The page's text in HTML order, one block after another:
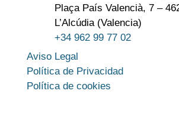
Plaça País Valencià, 7 –
L’Alcúdia (Valencia)
+34 962 99 77 02
Aviso Legal
Política de Privacidad
Política de cookies